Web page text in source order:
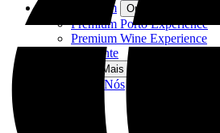
Tours Premium
Open Tours
Premium Porto Experience
Premium Wine Experience
Cartão Presente
Open Mais Menu
Sobre Nós